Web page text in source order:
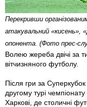
Перекривши
атакувальний «кисень»,
опонента. (Фото прес-
Волею жереба двічі за
вітчизняного футболу.
Після гри за
другому турі
Харкові, де столичні